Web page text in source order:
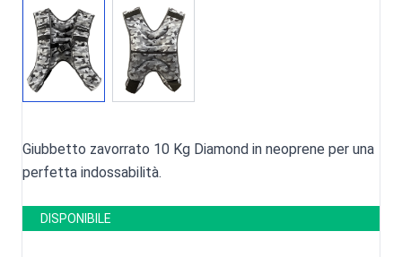
Giubbetto zavorrato 10 Kg Diamond in neoprene per una
perfetta indossabilità.
DISPONIBILE